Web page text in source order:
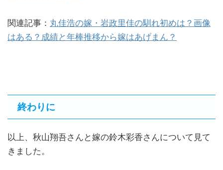
関連記事： 丸佳浩の嫁・岩政里佳の馴れ初めは？画像
はある？成績と年棒推移から嫁はあげまん？
終わりに
以上、秋山翔吾さんと嫁の鈴木彩香さんについて見て
きました。